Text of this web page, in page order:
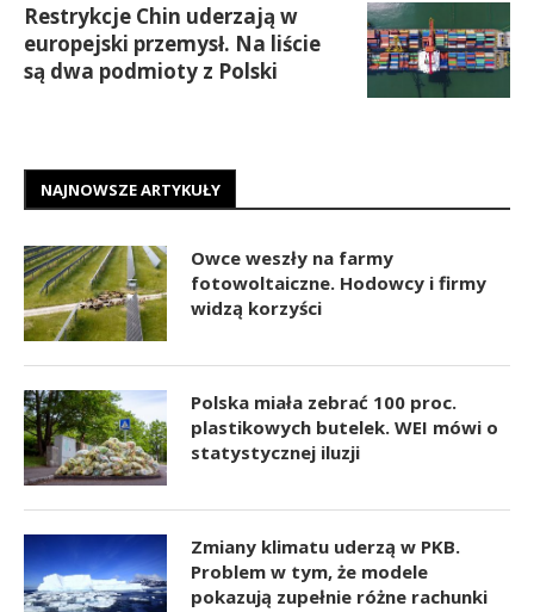
Restrykcje Chin uderzają w
europejski przemysł. Na liście
są dwa podmioty z Polski
NAJNOWSZE ARTYKUŁY
Owce weszły na farmy
fotowoltaiczne. Hodowcy i firmy
widzą korzyści
Polska miała zebrać 100 proc.
plastikowych butelek. WEI mówi o
statystycznej iluzji
Zmiany klimatu uderzą w PKB.
Problem w tym, że modele
pokazują zupełnie różne rachunki